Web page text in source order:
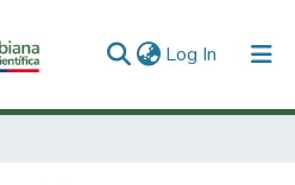
Log In (current)